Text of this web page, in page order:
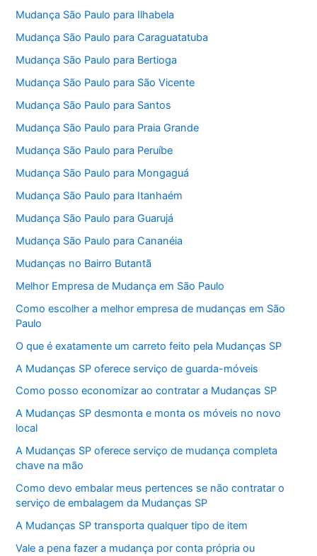
Mudança São Paulo para Ilhabela
Mudança São Paulo para Caraguatatuba
Mudança São Paulo para Bertioga
Mudança São Paulo para São Vicente
Mudança São Paulo para Santos
Mudança São Paulo para Praia Grande
Mudança São Paulo para Peruíbe
Mudança São Paulo para Mongaguá
Mudança São Paulo para Itanhaém
Mudança São Paulo para Guarujá
Mudança São Paulo para Cananéia
Mudanças no Bairro Butantã
Melhor Empresa de Mudança em São Paulo
Como escolher a melhor empresa de mudanças em São
Paulo
O que é exatamente um carreto feito pela Mudanças SP
A Mudanças SP oferece serviço de guarda-móveis
Como posso economizar ao contratar a Mudanças SP
A Mudanças SP desmonta e monta os móveis no novo
local
A Mudanças SP oferece serviço de mudança completa
chave na mão
Como devo embalar meus pertences se não contratar o
serviço de embalagem da Mudanças SP
A Mudanças SP transporta qualquer tipo de item
Vale a pena fazer a mudança por conta própria ou